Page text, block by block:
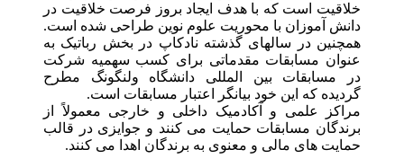
خلاقیت است که با هدف ایجاد بروز فرصت خلاقیت در
دانش آموزان با محوریت علوم نوین طراحی شده است.
همچنین در سالهای گذشته نادکاپ در بخش رباتیک به
عنوان مسابقات مقدماتی برای کسب سهمیه شرکت
در مسابقات بین المللی دانشگاه ولنگونگ مطرح
گردیده که این خود بیانگر اعتبار مسابقات است.
مراکز علمی و آکادمیک داخلی و خارجی معمولاً از
برندگان مسابقات حمایت می کنند و جوایزی در قالب
حمایت های مالی و معنوی به برندگان اهدا می کنند.